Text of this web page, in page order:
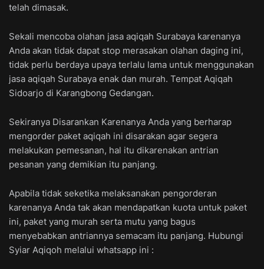
telah dimasak.
Sekali mencoba olahan jasa aqiqah Surabaya karenanya
Anda akan tidak dapat stop merasakan olahan daging ini,
tidak perlu berdaya upaya terlalu lama untuk menggunakan
jasa aqiqah Surabaya enak dan murah. Tempat Aqiqah
Sidoarjo di Karangbong Gedangan.
Sekiranya Disarankan Karenanya Anda yang berharap
mengorder paket aqiqah ini disarakan agar segera
melakukan pemesanan, hal itu dikarenakan antrian
pesanan yang demikian itu panjang.
Apabila tidak seketika melaksanakan pengorderan
karenanya Anda tak akan mendapatkan kuota untuk paket
ini, paket yang murah serta mutu yang bagus
menyebabkan antriannya semacam itu panjang. Hubungi
Syiar Aqiqoh melalui whatsapp ini :